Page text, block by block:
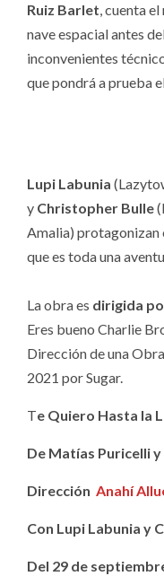
Ruiz Barlet, cuenta
nave espacial antes
inconvenientes
que pondrá a prueba
Lupi Labunia
y Christopher Bulle
Amalia)
que es toda una
La obra es dirigida
Eres bueno Charlie
Dirección de una
2021 por Sugar.
Te Quiero Hasta la
De Matías Puricelli
Dirección Anahí
Con Lupi Labunia y
Del 29 de